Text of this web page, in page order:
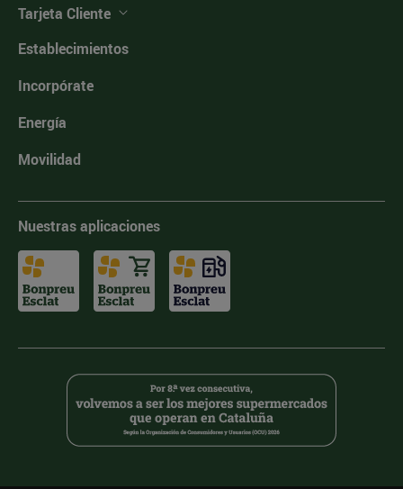
Tarjeta Cliente
Establecimientos
Incorpórate
Energía
Movilidad
Nuestras aplicaciones